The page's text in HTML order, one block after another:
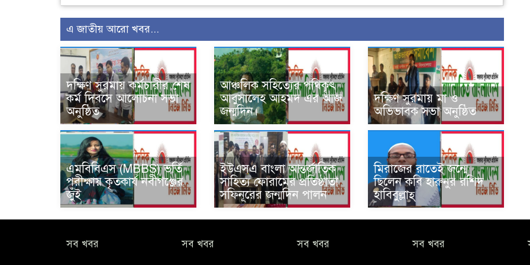
এ জাতীয় আরো খবর...
দক্ষিণ সুরমায় কর্মচারীর শেষ
কর্ম দিবসে আলোচনা সভা
অনুষ্ঠিত
আঞ্চলিক সহিত্যের পথিকৃৎ
আবুসালেহ আহমদ এর আজ
জন্মদিন।
দক্ষিণ সুরমায় মা ও
অভিভাবক সভা অনুষ্ঠিত
এমবিবিএস (MBBS) ভর্তি
পরীক্ষায় কৃতকার্য নবীগঞ্জের
জুঁঁই
ইউএসএ বাংলা আন্তর্জাতিক
সাহিত্য ফোরামের প্রতিষ্ঠাতা
সফিনূরের জন্মদিন পালন
মিরাজের রাতেই জন্মে
ছিলেন কবি হারুনুর রশিদ
হাবিবুল্লাহ্
সব খবর সব খবর সব খবর সব খবর